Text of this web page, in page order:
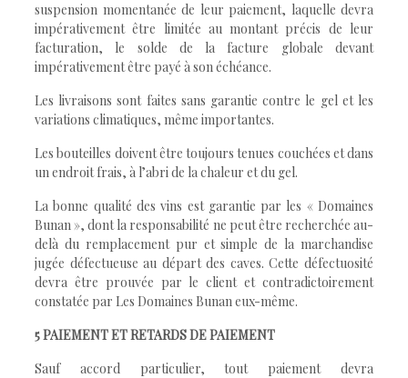
suspension momentanée de leur paiement, laquelle devra
impérativement être limitée au montant précis de leur
facturation, le solde de la facture globale devant
impérativement être payé à son échéance.
Les livraisons sont faites sans garantie contre le gel et les
variations climatiques, même importantes.
Les bouteilles doivent être toujours tenues couchées et dans
un endroit frais, à l’abri de la chaleur et du gel.
La bonne qualité des vins est garantie par les « Domaines
Bunan », dont la responsabilité ne peut être recherchée au-
delà du remplacement pur et simple de la marchandise
jugée défectueuse au départ des caves. Cette défectuosité
devra être prouvée par le client et contradictoirement
constatée par Les Domaines Bunan eux-même.
5 PAIEMENT ET RETARDS DE PAIEMENT
Sauf accord particulier, tout paiement devra